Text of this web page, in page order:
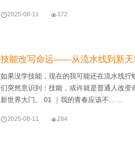
2025-08-11 372
技能改写命运——从流水线到新天
如果没学技能，现在的我可能还在流水线
们突然意识到：技能，或许就是普通人改
新世界大门。 01 ｜我的青春应该不……
2025-08-11 284